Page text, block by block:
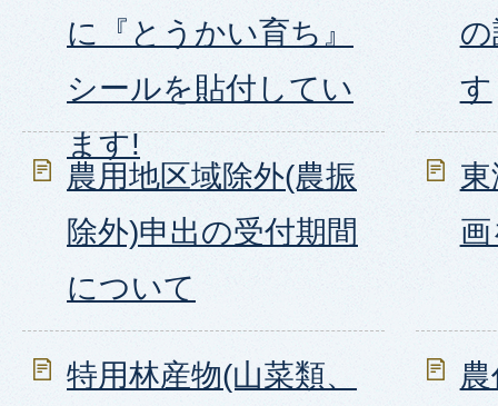
に『とうかい育ち』
シールを貼付してい
ます!
す
農用地区域除外(農振
除外)申出の受付期間
について
特用林産物(山菜類、